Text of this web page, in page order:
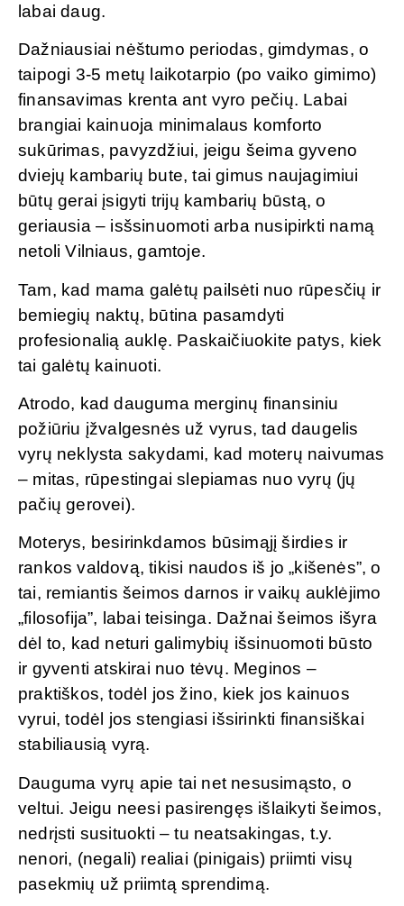
labai daug.
Dažniausiai nėštumo periodas, gimdymas, o
taipogi 3-5 metų laikotarpio (po vaiko gimimo)
finansavimas krenta ant vyro pečių. Labai
brangiai kainuoja minimalaus komforto
sukūrimas, pavyzdžiui, jeigu šeima gyveno
dviejų kambarių bute, tai gimus naujagimiui
būtų gerai įsigyti trijų kambarių būstą, o
geriausia – isšsinuomoti arba nusipirkti namą
netoli Vilniaus, gamtoje.
Tam, kad mama galėtų pailsėti nuo rūpesčių ir
bemiegių naktų, būtina pasamdyti
profesionalią auklę. Paskaičiuokite patys, kiek
tai galėtų kainuoti.
Atrodo, kad dauguma merginų finansiniu
požiūriu įžvalgesnės už vyrus, tad daugelis
vyrų neklysta sakydami, kad moterų naivumas
– mitas, rūpestingai slepiamas nuo vyrų (jų
pačių gerovei).
Moterys, besirinkdamos būsimąjį širdies ir
rankos valdovą, tikisi naudos iš jo „kišenės”, o
tai, remiantis šeimos darnos ir vaikų auklėjimo
„filosofija”, labai teisinga. Dažnai šeimos išyra
dėl to, kad neturi galimybių išsinuomoti būsto
ir gyventi atskirai nuo tėvų. Meginos –
praktiškos, todėl jos žino, kiek jos kainuos
vyrui, todėl jos stengiasi išsirinkti finansiškai
stabiliausią vyrą.
Dauguma vyrų apie tai net nesusimąsto, o
veltui. Jeigu neesi pasirengęs išlaikyti šeimos,
nedrįsti susituokti – tu neatsakingas, t.y.
nenori, (negali) realiai (pinigais) priimti visų
pasekmių už priimtą sprendimą.